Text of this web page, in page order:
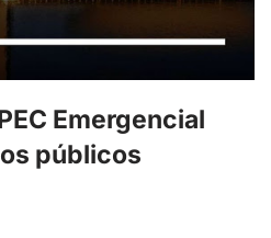
Emergencial
públicos